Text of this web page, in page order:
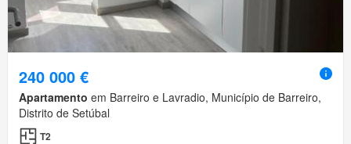
240 000 €
Apartamento em Barreiro e Lavradio, Município de Barreiro,
Distrito de Setúbal
T2